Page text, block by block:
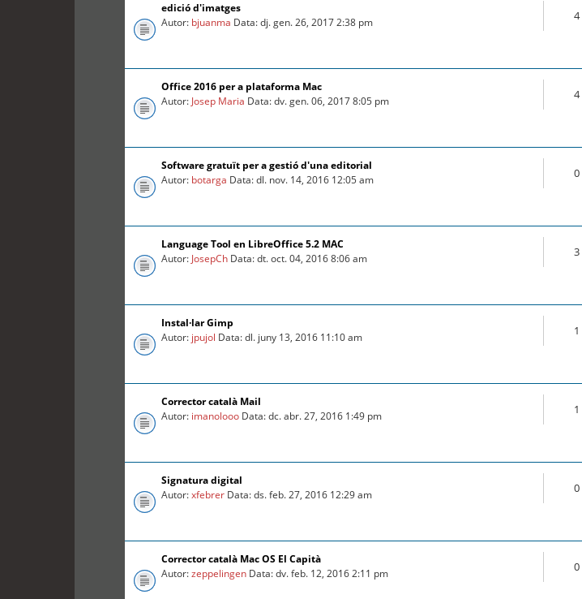
edició d'imatges
Autor: bjuanma Data: dj. gen. 26, 2017 2:38 pm 4
Office 2016 per a plataforma Mac
Autor: Josep Maria Data: dv. gen. 06, 2017 8:05 pm 4
Software gratuït per a gestió d'una editorial
Autor: botarga Data: dl. nov. 14, 2016 12:05 am 0
Language Tool en LibreOffice 5.2 MAC
Autor: JosepCh Data: dt. oct. 04, 2016 8:06 am 3
Instal·lar Gimp
Autor: jpujol Data: dl. juny 13, 2016 11:10 am 1
Corrector català Mail
Autor: imanolooo Data: dc. abr. 27, 2016 1:49 pm 1
Signatura digital
Autor:xfebrer Data: ds. feb. 27, 2016 12:29 am 0
Corrector català Mac OS El Capità
Autor:zeppelingen Data: dv. feb. 12, 2016 2:11 pm 0